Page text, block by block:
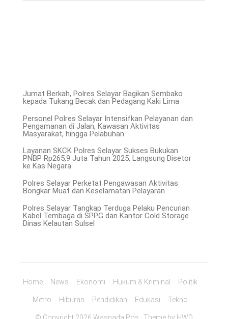
Jumat Berkah, Polres Selayar Bagikan Sembako
kepada Tukang Becak dan Pedagang Kaki Lima
Personel Polres Selayar Intensifkan Pelayanan dan
Pengamanan di Jalan, Kawasan Aktivitas
Masyarakat, hingga Pelabuhan
Layanan SKCK Polres Selayar Sukses Bukukan
PNBP Rp265,9 Juta Tahun 2025, Langsung Disetor
ke Kas Negara
Polres Selayar Perketat Pengawasan Aktivitas
Bongkar Muat dan Keselamatan Pelayaran
Polres Selayar Tangkap Terduga Pelaku Pencurian
Kabel Tembaga di SPPG dan Kantor Cold Storage
Dinas Kelautan Sulsel
Home News Ekonomi Hukum & Kriminal Politik
Metro Hiburan Pendidikan Edukasi Tekno
© Copyright 2026 Waspada Pos · Theme by HWD